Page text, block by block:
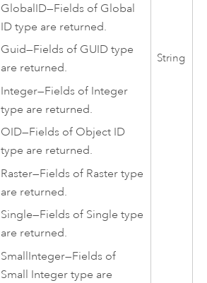
GlobalID—Fields of Global
ID type are returned.
Guid—Fields of GUID type
are returned.
Integer—Fields of Integer
type are returned.
OID—Fields of Object ID
type are returned.
Raster—Fields of Raster type
are returned.
Single—Fields of Single type
are returned.
SmallInteger—Fields of
Small Integer type are
String